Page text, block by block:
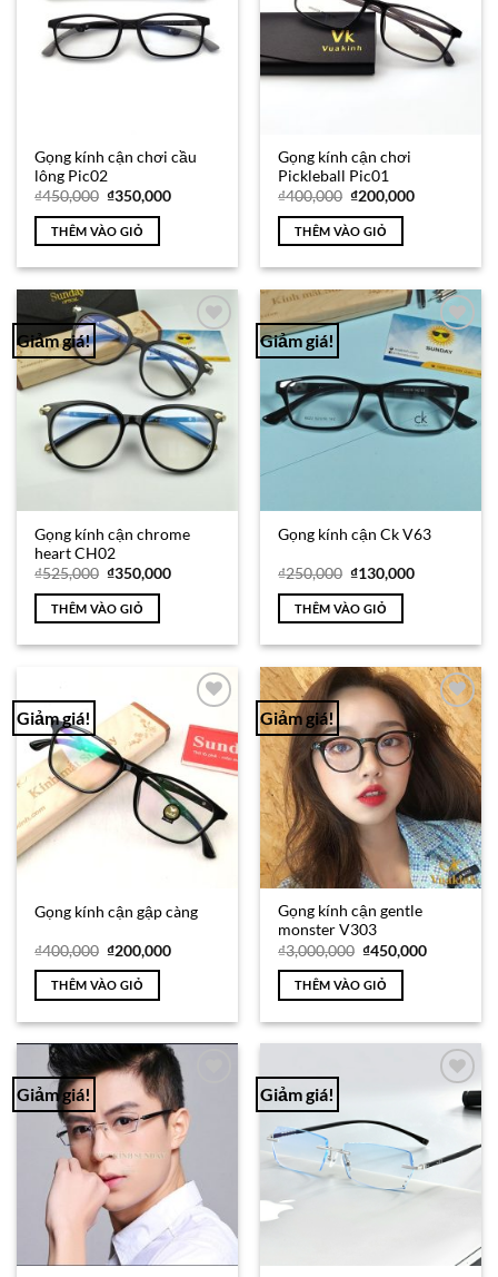
Gọng kính cận chơi cầu
lông Pic02
₫450,000 Giá
là:
₫450,000.
₫350,000Giá
THÊM VÀO GIỎ
Gọng kính cận chơi
Pickleball Pic01
₫400,000 Giá
là:
₫400,000.
₫200,000Giá
THÊM VÀO GIỎ
Giảm giá!
Add to
Wishlist
Gọng kính cận chrome
heart CH02
₫525,000 Giá
là:
₫525,000.
₫350,000Giá
THÊM VÀO GIỎ
Giảm giá!
Add to
Wishlist
Gọng kính cận Ck V63
₫250,000 Giá
là:
₫250,000.
₫130,000Giá
THÊM VÀO GIỎ
Giảm giá!
Add to
Wishlist
Gọng kính cận gập càng
₫400,000 Giá
là:
₫400,000.
₫200,000Giá
THÊM VÀO GIỎ
Giảm giá!
Add to
Wishlist
Gọng kính cận gentle
monster V303
₫3,000,000 Giá
là:
₫3,000,000.
₫450,000Giá
THÊM VÀO GIỎ
Giảm giá!
Add to
Wishlist
Giảm giá!
Add to
Wishlist